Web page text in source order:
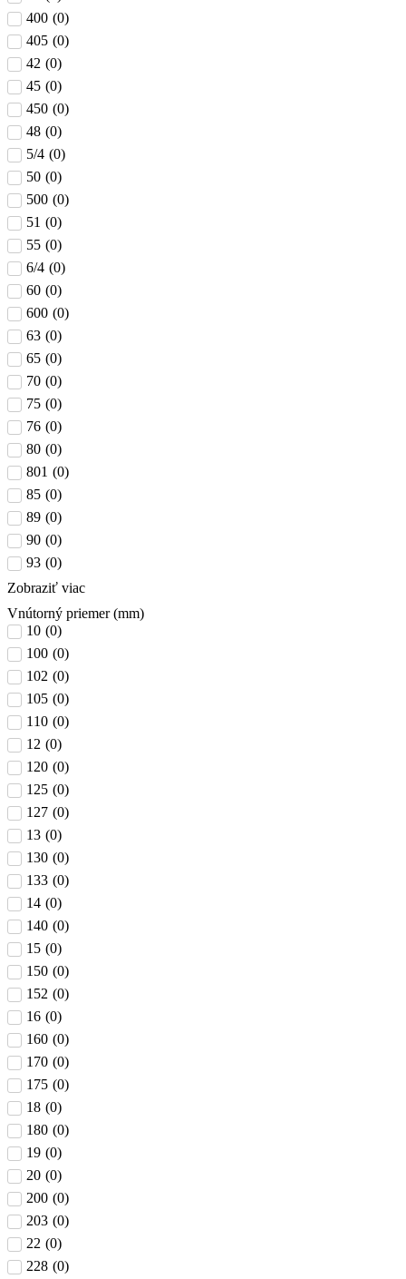
400 (0)
405 (0)
42 (0)
45 (0)
450 (0)
48 (0)
5/4 (0)
50 (0)
500 (0)
51 (0)
55 (0)
6/4 (0)
60 (0)
600 (0)
63 (0)
65 (0)
70 (0)
75 (0)
76 (0)
80 (0)
801 (0)
85 (0)
89 (0)
90 (0)
93 (0)
Zobraziť viac
Vnútorný priemer (mm)
10 (0)
100 (0)
102 (0)
105 (0)
110 (0)
12 (0)
120 (0)
125 (0)
127 (0)
13 (0)
130 (0)
133 (0)
14 (0)
140 (0)
15 (0)
150 (0)
152 (0)
16 (0)
160 (0)
170 (0)
175 (0)
18 (0)
180 (0)
19 (0)
20 (0)
200 (0)
203 (0)
22 (0)
228 (0)